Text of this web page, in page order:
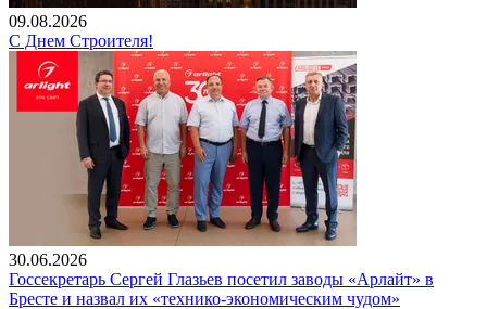
09.08.2026
С Днем Строителя!
30.06.2026
Госсекретарь Сергей Глазьев посетил заводы «Арлайт» в
Бресте и назвал их «технико-экономическим чудом»